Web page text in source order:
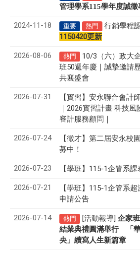
管理學系115學年度誠徵
2024-11-18 重要 熱門
行銷學程
1150420更新
2026-08-06 熱門
10/3（六）政大
班50週年慶｜誠摯邀請
共襄盛會
2026-07-31
【實習】安永聯合會計
｜2026實習計畫 科技風
審計服務顧問｜
2026-07-24 【徵才】 第二屆安永校
募中！
2026-07-23 【學班】115-1企管系
2026-07-21
【學班】115-1企管系
申請公告
2026-07-14 熱門 [活動報導] 企家
結業典禮圓滿舉行 「
央」續寫人生新篇章